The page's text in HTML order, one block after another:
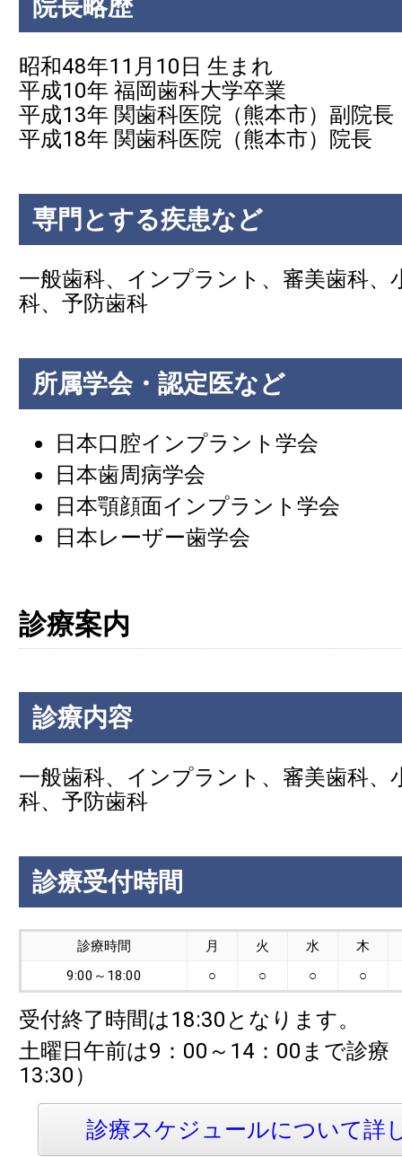
院長略歴
昭和48年11月10日 生まれ
平成10年 福岡歯科大学卒業
平成13年 関歯科医院（熊本市）副院長
平成18年 関歯科医院（熊本市）院長
専門とする疾患など
一般歯科、インプラント、審美歯科、
科、予防歯科
所属学会・認定医など
日本口腔インプラント学会
日本歯周病学会
日本顎顔面インプラント学会
日本レーザー歯学会
診療案内
診療内容
一般歯科、インプラント、審美歯科、
科、予防歯科
診療受付時間
診療時間 月 火 水
木
9:00～18:00
○ ○ ○ ○
受付終了時間は18:30となります。
土曜日午前は9：00～14：00まで診療
13:30）
診療スケジュールについて詳